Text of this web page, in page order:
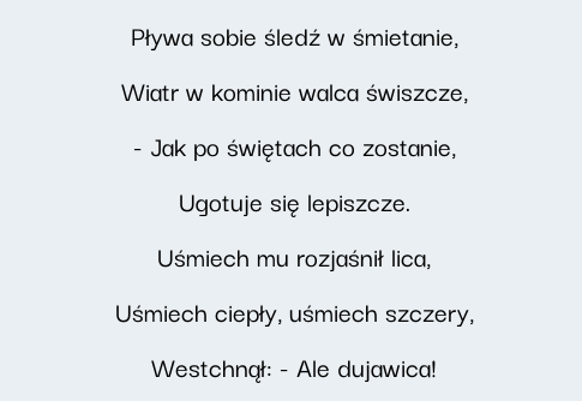
Pływa sobie śledź w śmietanie,
Wiatr w kominie walca świszcze,
- Jak po świętach co zostanie,
Ugotuje się lepiszcze.
Uśmiech mu rozjaśnił lica,
Uśmiech ciepły, uśmiech szczery,
Westchnął: - Ale dujawica!